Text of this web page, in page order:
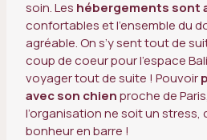
soin. Les hébergements sont
confortables et l’ensemble du
agréable. On s’y sent tout de
coup de coeur pour l’espace
voyager tout de suite ! Pouvoir
avec son chienproche de
l’organisation ne soit un stress,
bonheur en barre !